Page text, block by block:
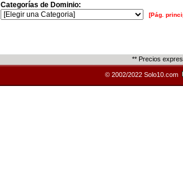
Categorías de Dominio:
[Pág.
** Precios
© 2002/2022 Solo10.com